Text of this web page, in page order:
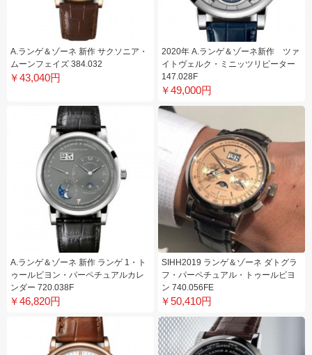
A.ランゲ＆ゾーネ 新作 サクソニア・
ムーンフェイズ 384.032
￥43,040円
2020年 A.ランゲ＆ゾーネ新作 ツァ
イトヴェルク・ミニッツリピーター
147.028F
￥49,000円
A.ランゲ＆ゾーネ 新作 ランゲ 1・ト
ゥールビヨン・パーペチュアルカレ
ンダー 720.038F
￥46,820円
SIHH2019 ランゲ＆ゾーネ ダトグラ
フ・パーペチュアル・トゥールビヨ
ン 740.056FE
￥50,410円